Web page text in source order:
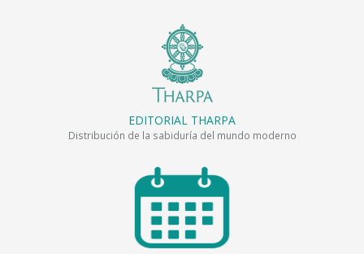
EDITORIAL THARPA
Distribución de la sabiduría del mundo moderno